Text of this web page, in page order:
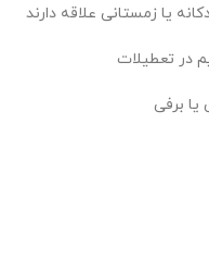
یا زمستانی علاقه دارند
در تعطیلات
برفی